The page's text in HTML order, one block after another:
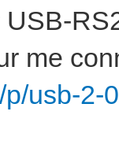
me
usb-